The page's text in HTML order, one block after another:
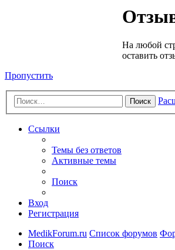
На любой
оставить
Пропустить
Поиск
Ссылки
Темы без ответов
Активные темы
Поиск
Вход
Регистрация
MedikForum.ru Список форумов
Поиск